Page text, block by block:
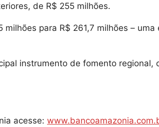
de R$ 255 milhões.
para R$ 261,7 milhões – uma
instrumento de fomento regional,
acesse: